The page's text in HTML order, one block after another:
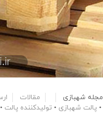
مجله شهبازی مقالات
• پالت شهبازی • تولیدکننده پالت •